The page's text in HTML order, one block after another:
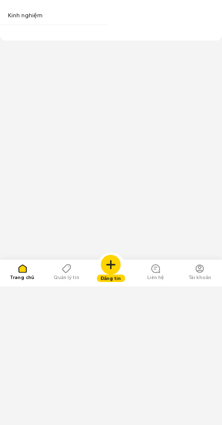
Trang chủ Quản lý tin Đăng tin Liên hệ Tài khoản
Kinh nghiệm